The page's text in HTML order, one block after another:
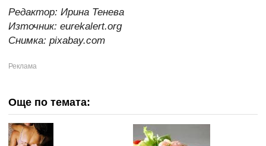
Редактор: Ирина Тенева
Източник: eurekalert.org
Снимка: pixabay.com
Още по темата: